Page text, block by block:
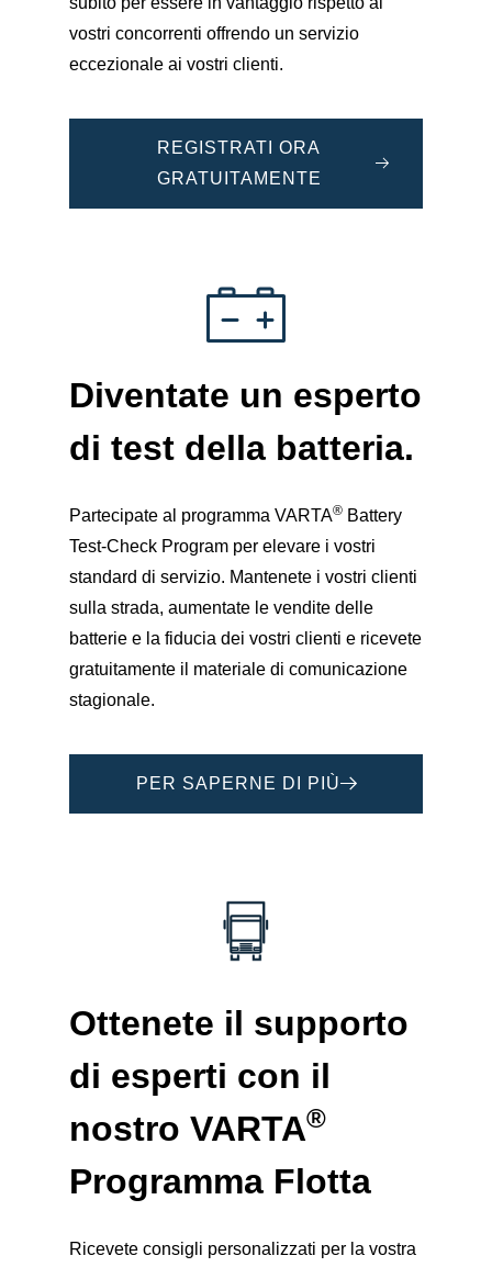
vostri concorrenti offrendo un servizio
eccezionale ai vostri clienti.
REGISTRATI ORA
GRATUITAMENTE
Diventate un esperto
di test della batteria.
Partecipate al programma VARTA® Battery
Test-Check Program per elevare i vostri
standard di servizio. Mantenete i vostri clienti
sulla strada, aumentate le vendite delle
batterie e la fiducia dei vostri clienti e ricevete
gratuitamente il materiale di comunicazione
stagionale.
PER SAPERNE DI PIÙ
Ottenete il supporto
di esperti con il
nostro VARTA®
Programma Flotta
Ricevete consigli personalizzati per la vostra